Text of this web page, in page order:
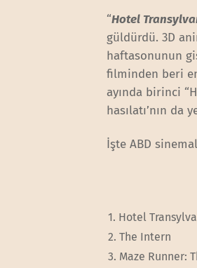
“Hotel
güldürdü. 3D
haftasonunun
filminden beri en
ayında birinci
hasılatı’nın da
İşte ABD
1. Hotel
2. The Intern
3. Maze Runner: